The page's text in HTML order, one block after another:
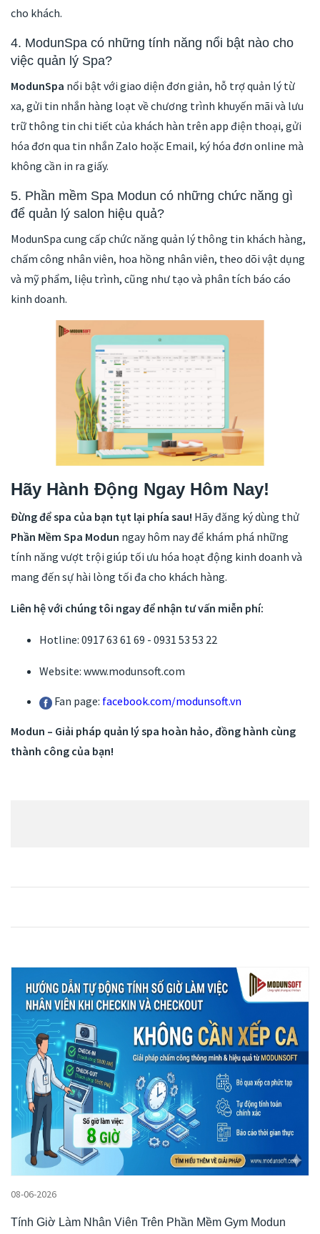
cho khách.
4. ModunSpa có những tính năng nổi bật nào cho
việc quản lý Spa?
ModunSpa nổi bật với giao diện đơn giản, hỗ trợ quản lý từ
xa, gửi tin nhắn hàng loạt về chương trình khuyến mãi và lưu
trữ thông tin chi tiết của khách hàn trên app điện thoại, gửi
hóa đơn qua tin nhắn Zalo hoặc Email, ký hóa đơn online mà
không cần in ra giấy.
5. Phần mềm Spa Modun có những chức năng gì
để quản lý salon hiệu quả?
ModunSpa cung cấp chức năng quản lý thông tin khách hàng,
chấm công nhân viên, hoa hồng nhân viên, theo dõi vật dụng
và mỹ phẩm, liệu trình, cũng như tạo và phân tích báo cáo
kinh doanh.
Hãy Hành Động Ngay Hôm Nay!
Đừng để spa của bạn tụt lại phía sau! Hãy đăng ký dùng thử
Phần Mềm Spa Modun ngay hôm nay để khám phá những
tính năng vượt trội giúp tối ưu hóa hoạt động kinh doanh và
mang đến sự hài lòng tối đa cho khách hàng.
Liên hệ với chúng tôi ngay để nhận tư vấn miễn phí:
Hotline: 0917 63 61 69 - 0931 53 53 22
Website: www.modunsoft.com
Fan page: facebook.com/modunsoft.vn
Modun – Giải pháp quản lý spa hoàn hảo, đồng hành cùng
thành công của bạn!
08-06-2026
Tính Giờ Làm Nhân Viên Trên Phần Mềm Gym Modun